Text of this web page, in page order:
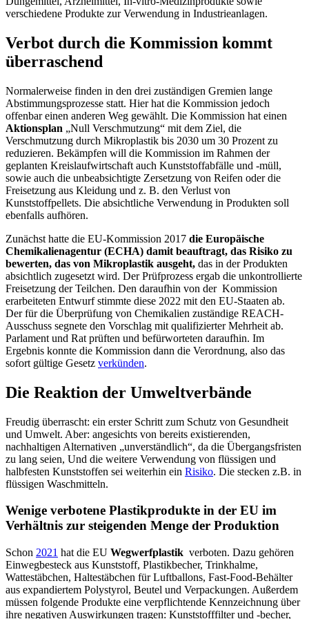
verschiedene Produkte zur Verwendung in Industrieanlagen.
Verbot durch die Kommission kommt
überraschend
Normalerweise finden in den drei zuständigen Gremien lange
Abstimmungsprozesse statt. Hier hat die Kommission jedoch
offenbar einen anderen Weg gewählt. Die Kommission hat einen
Aktionsplan „Null Verschmutzung“ mit dem Ziel, die
Verschmutzung durch Mikroplastik bis 2030 um 30 Prozent zu
reduzieren. Bekämpfen will die Kommission im Rahmen der
geplanten Kreislaufwirtschaft auch Kunststoffabfälle und -müll,
sowie auch die unbeabsichtigte Zersetzung von Reifen oder die
Freisetzung aus Kleidung und z. B. den Verlust von
Kunststoffpellets. Die absichtliche Verwendung in Produkten soll
ebenfalls aufhören.
Zunächst hatte die EU-Kommission 2017 die Europäische
Chemikalienagentur (ECHA) damit beauftragt, das Risiko zu
bewerten, das von Mikroplastik ausgeht, das in der Produkten
absichtlich zugesetzt wird. Der Prüfprozess ergab die unkontrollierte
Freisetzung der Teilchen. Den daraufhin von der Kommission
erarbeiteten Entwurf stimmte diese 2022 mit den EU-Staaten ab.
Der für die Überprüfung von Chemikalien zuständige REACH-
Ausschuss segnete den Vorschlag mit qualifizierter Mehrheit ab.
Parlament und Rat prüften und befürworteten daraufhin. Im
Ergebnis konnte die Kommission dann die Verordnung, also das
sofort gültige Gesetz verkünden.
Die Reaktion der Umweltverbände
Freudig überrascht: ein erster Schritt zum Schutz von Gesundheit
und Umwelt. Aber: angesichts von bereits existierenden,
nachhaltigen Alternativen „unverständlich“, da die Übergangsfristen
zu lang seien, Und die weitere Verwendung von flüssigen und
halbfesten Kunststoffen sei weiterhin ein Risiko. Die stecken z.B. in
flüssigen Waschmitteln.
Wenige verbotene Plastikprodukte in der EU im
Verhältnis zur steigenden Menge der Produktion
Schon 2021 hat die EU Wegwerfplastik verboten. Dazu gehören
Einwegbesteck aus Kunststoff, Plastikbecher, Trinkhalme,
Wattestäbchen, Haltestäbchen für Luftballons, Fast-Food-Behälter
aus expandiertem Polystyrol, Beutel und Verpackungen. Außerdem
müssen folgende Produkte eine verpflichtende Kennzeichnung über
ihre negativen Auswirkungen tragen: Kunststofffilter und -becher,